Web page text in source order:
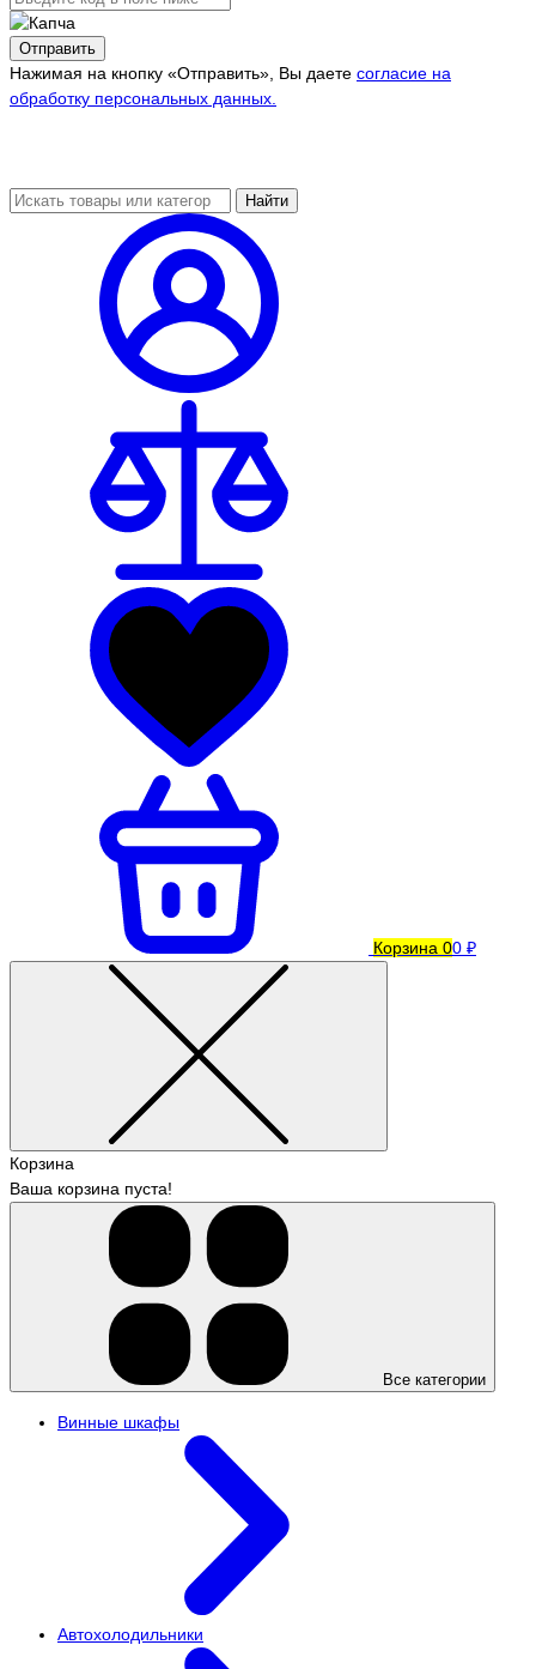
Отправить
Нажимая на кнопку «Отправить», Вы даете согласие на
обработку персональных данных.
Найти
Корзина 00 ₽
Корзина
Ваша корзина пуста!
Все категории
Винные шкафы
Автохолодильники